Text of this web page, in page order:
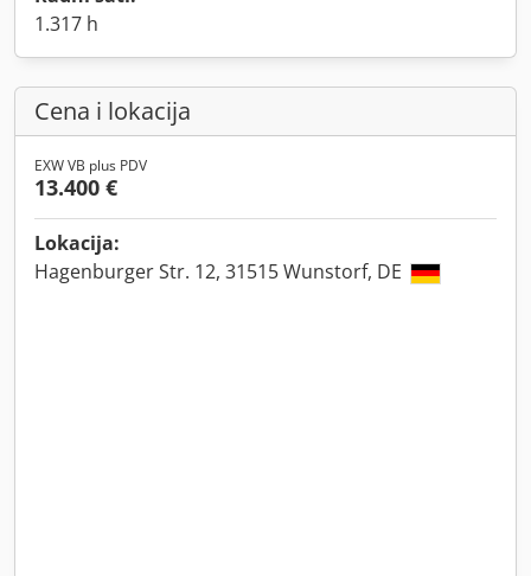
1.317 h
Cena i lokacija
EXW VB plus PDV
13.400 €
Lokacija:
Hagenburger Str. 12, 31515 Wunstorf, DE